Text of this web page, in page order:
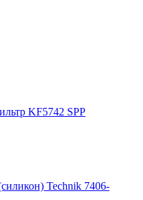
KF5742 SPP
Technik 7406-